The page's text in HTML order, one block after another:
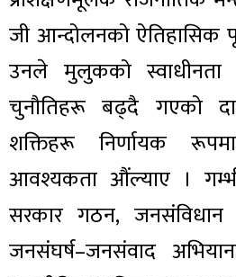
जी आन्दोलनको ऐतिहासिक
उनले मुलुकको स्वाधीनता र
चुनौतिहरू बढ्दै गएको
शक्तिहरू निर्णायक
आवश्यकता औंल्याए ।
सरकार गठन, जनसंविधान
जनसंघर्ष–जनसंवाद